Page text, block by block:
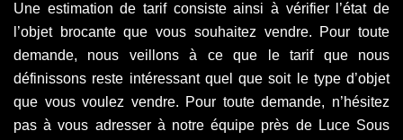
Une estimation de tarif consiste ainsi à vérifier l’état de
l’objet brocante que vous souhaitez vendre. Pour toute
demande, nous veillons à ce que le tarif que nous
définissons reste intéressant quel que soit le type d’objet
que vous voulez vendre. Pour toute demande, n’hésitez
pas à vous adresser à notre équipe près de Luce Sous